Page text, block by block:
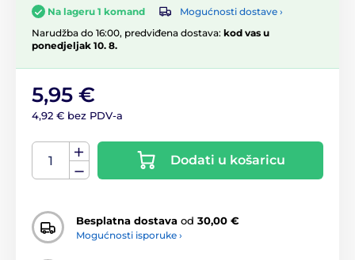
Na lageru 1 komand
Mogućnosti dostave ›
Narudžba do 16:00, predviđena dostava: kod vas u
ponedjeljak 10. 8.
5,95 €
4,92 € bez PDV-a
Dodati u košaricu
Besplatna dostava od 30,00 €
Mogućnosti isporuke ›